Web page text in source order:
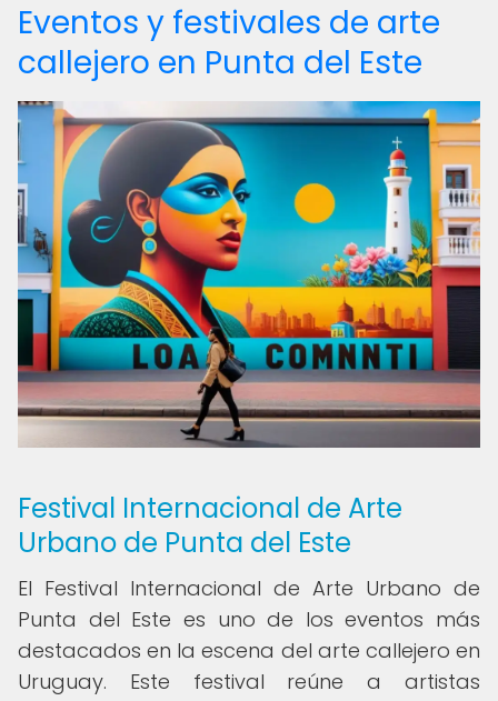
Eventos y festivales de arte
callejero en Punta del Este
Festival Internacional de Arte
Urbano de Punta del Este
El Festival Internacional de Arte Urbano de
Punta del Este es uno de los eventos más
destacados en la escena del arte callejero en
Uruguay. Este festival reúne a artistas